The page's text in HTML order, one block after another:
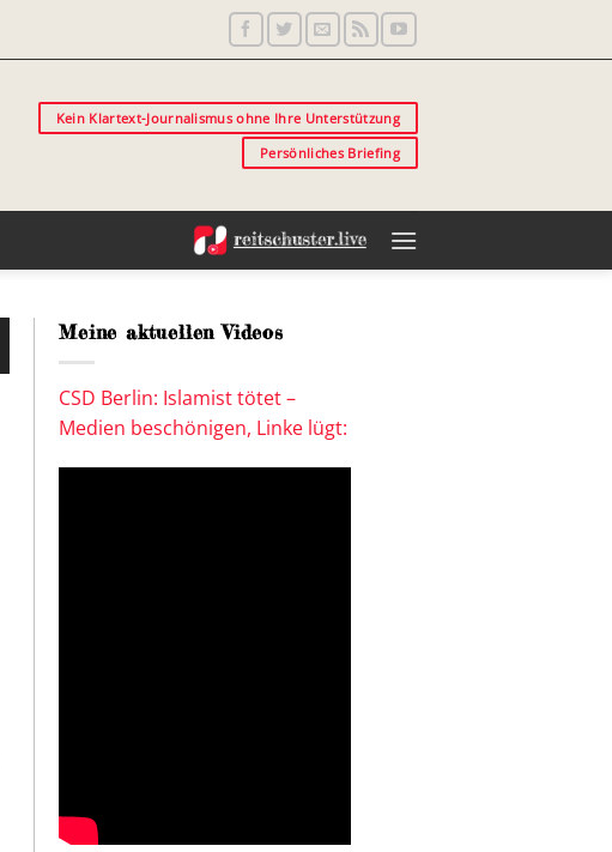
Kein Klartext-Journalismus ohne Ihre Unterstützung
Persönliches Briefing
Meine aktuellen Videos
CSD Berlin: Islamist tötet –
Medien beschönigen, Linke lügt: